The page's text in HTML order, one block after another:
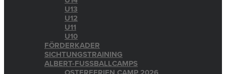
U13
U12
U11
U10
FÖRDERKADER
SICHTUNGSTRAINING
ALBERT-FUSSBALLCAMPS